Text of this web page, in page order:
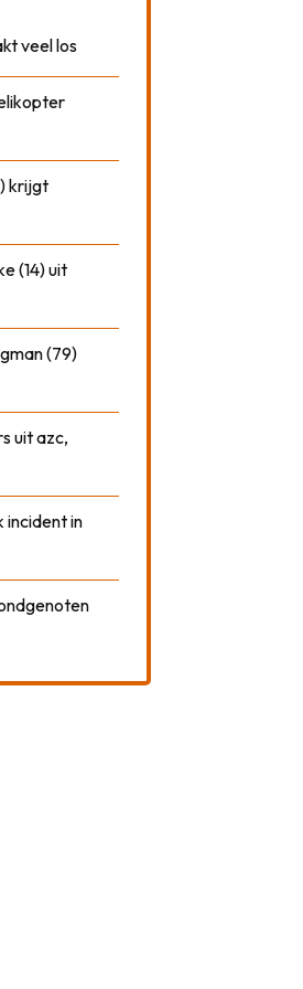
veel los
krijgt
(14) uit
(79)
uit azc,
incident in